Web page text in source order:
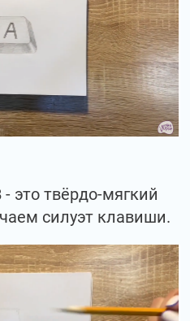
это твёрдо-мягкий
силуэт клавиши.